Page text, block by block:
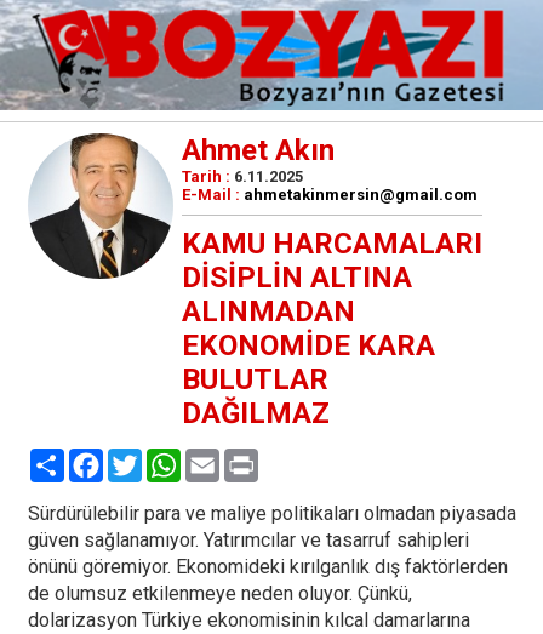
Ahmet Akın
Tarih : 6.11.2025
E-Mail : ahmetakinmersin@gmail.com
KAMU HARCAMALARI
DİSİPLİN ALTINA
ALINMADAN
EKONOMİDE KARA
BULUTLAR
DAĞILMAZ
PaylaşFacebook
TwitterWhatsApp
EmailPrint
Sürdürülebilir para ve maliye politikaları olmadan piyasada
güven sağlanamıyor. Yatırımcılar ve tasarruf sahipleri
önünü göremiyor. Ekonomideki kırılganlık dış faktörlerden
de olumsuz etkilenmeye neden oluyor. Çünkü,
dolarizasyon Türkiye ekonomisinin kılcal damarlarına